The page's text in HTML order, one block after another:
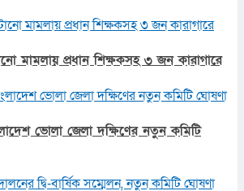
মামলায় প্রধান শিক্ষকসহ ৩ জন কারাগারে
ভোলা জেলা দক্ষিণের নতুন কমিটি